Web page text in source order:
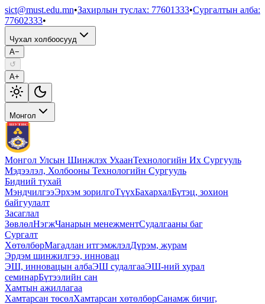
sict@must.edu.mn•Захирлын туслах: 77601333•Сургалтын алба:
77602333•
Чухал холбоосууд
A−
↺
A+
Монгол
Монгол Улсын Шинжлэх УхаанТехнологийн Их Сургууль
Мэдээлэл, Холбооны Технологийн Сургууль
Бидний тухай
МэндчилгээЭрхэм зорилгоТүүхБахархалБүтэц, зохион
байгуулалт
Засаглал
ЗөвлөлНэгжЧанарын менежментСудалгааны баг
Сургалт
ХөтөлбөрМагадлан итгэмжлэлДүрэм, журам
Эрдэм шинжилгээ, инновац
ЭШ, инновацын албаЭШ судалгааЭШ-ний хурал
семинарБүтээлийн сан
Хамтын ажиллагаа
Хамтарсан төсөлХамтарсан хөтөлбөрСанамж бичиг,